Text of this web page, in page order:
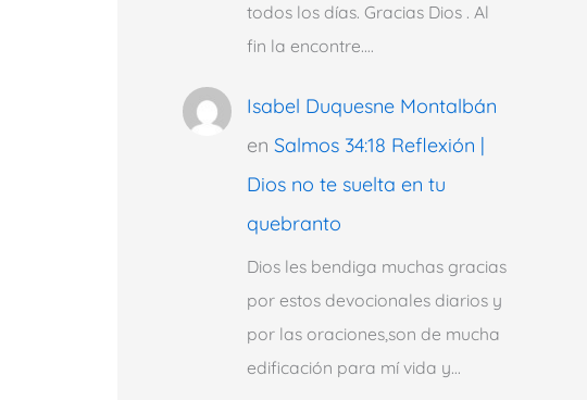
todos los días. Gracias Dios . Al
fin la encontre.…
Isabel Duquesne Montalbán
en Salmos 34:18 Reflexión |
Dios no te suelta en tu
quebranto
Dios les bendiga muchas gracias
por estos devocionales diarios y
por las oraciones,son de mucha
edificación para mí vida y…